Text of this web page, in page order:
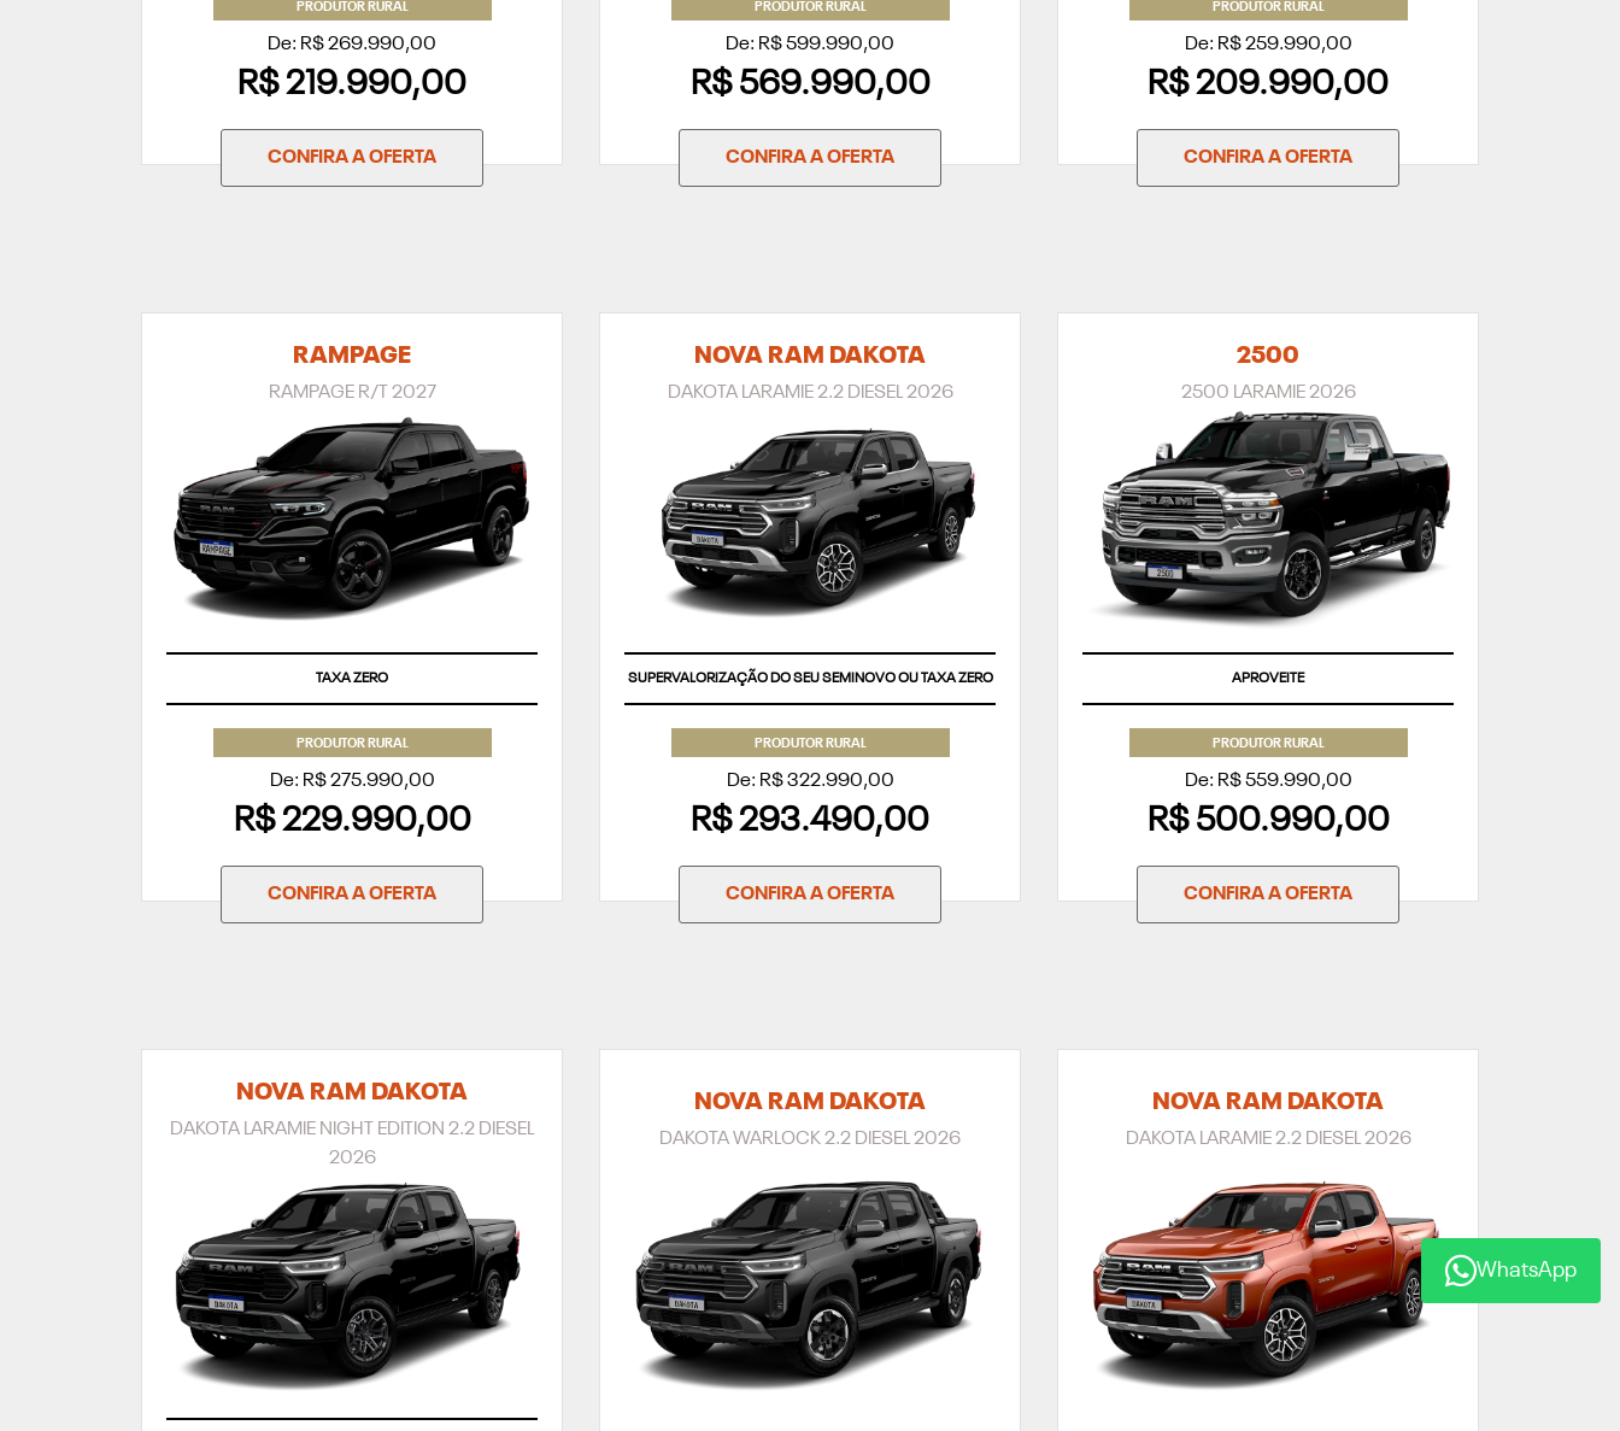
PRODUTOR RURAL
De: R$ 269.990,00
R$ 219.990,00
CONFIRA A OFERTA
PRODUTOR RURAL
De: R$ 599.990,00
R$ 569.990,00
CONFIRA A OFERTA
PRODUTOR RURAL
De: R$ 259.990,00
R$ 209.990,00
CONFIRA A OFERTA
RAMPAGE
RAMPAGE R/T 2027
TAXA ZERO
PRODUTOR RURAL
De: R$ 275.990,00
R$ 229.990,00
CONFIRA A OFERTA
NOVA RAM DAKOTA
DAKOTA LARAMIE 2.2 DIESEL 2026
SUPERVALORIZAÇÃO DO SEU SEMINOVO OU TAXA ZERO
PRODUTOR RURAL
De: R$ 322.990,00
R$ 293.490,00
CONFIRA A OFERTA
2500
2500 LARAMIE 2026
APROVEITE
PRODUTOR RURAL
De: R$ 559.990,00
R$ 500.990,00
CONFIRA A OFERTA
NOVA RAM DAKOTA
DAKOTA LARAMIE NIGHT EDITION 2.2 DIESEL
2026
NOVA RAM DAKOTA
DAKOTA WARLOCK 2.2 DIESEL 2026
NOVA RAM DAKOTA
DAKOTA LARAMIE 2.2 DIESEL 2026
WhatsApp